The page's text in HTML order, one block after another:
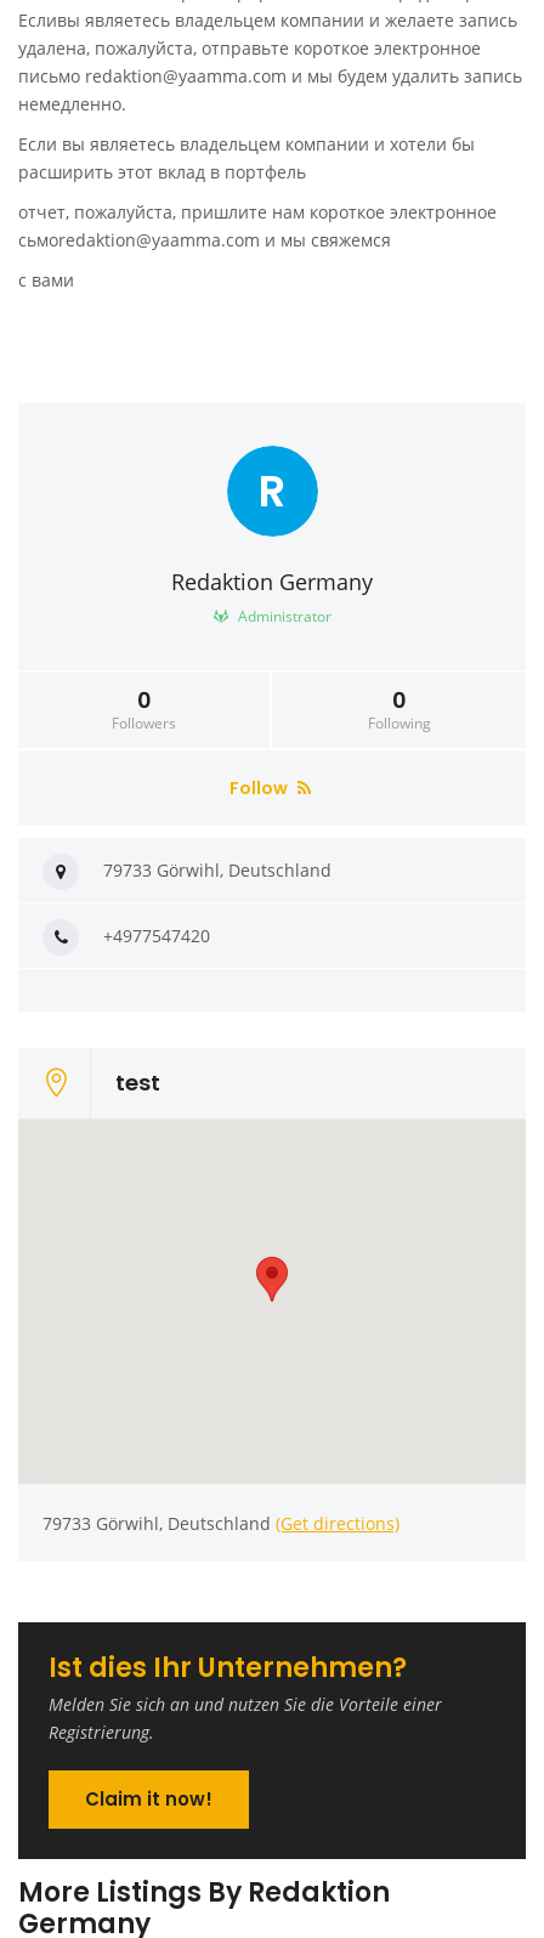
Есливы являетесь владельцем компании и желаете запись
удалена, пожалуйста, отправьте короткое электронное
письмо redaktion@yaamma.com и мы будем удалить запись
немедленно.
Если вы являетесь владельцем компании и хотели бы
расширить этот вклад в портфель
отчет, пожалуйста, пришлите нам короткое электронное
сьмоredaktion@yaamma.com и мы свяжемся
с вами
R
Redaktion Germany
Administrator
0
Followers
0
Following
Follow
79733 Görwihl, Deutschland
+4977547420
test
79733 Görwihl, Deutschland (Get directions)
Ist dies Ihr Unternehmen?
Melden Sie sich an und nutzen Sie die Vorteile einer
Registrierung.
Claim it now!
More Listings By Redaktion
Germany